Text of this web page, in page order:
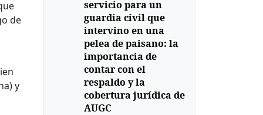
de
y
servicio para un
guardia civil que
intervino en una
pelea de paisano: la
importancia de
contar con el
respaldo y la
cobertura jurídica de
AUGC